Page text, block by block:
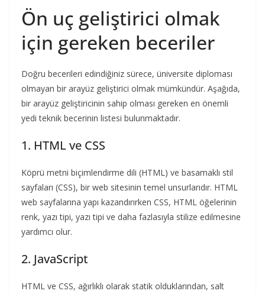
Ön uç geliştirici olmak
için gereken beceriler
Doğru becerileri edindiğiniz sürece, üniversite diploması
olmayan bir arayüz geliştirici olmak mümkündür. Aşağıda,
bir arayüz geliştiricinin sahip olması gereken en önemli
yedi teknik becerinin listesi bulunmaktadır.
1. HTML ve CSS
Köprü metni biçimlendirme dili (HTML) ve basamaklı stil
sayfaları (CSS), bir web sitesinin temel unsurlarıdır. HTML
web sayfalarına yapı kazandırırken CSS, HTML öğelerinin
renk, yazı tipi, yazı tipi ve daha fazlasıyla stilize edilmesine
yardımcı olur.
2. JavaScript
HTML ve CSS, ağırlıklı olarak statik olduklarından, salt